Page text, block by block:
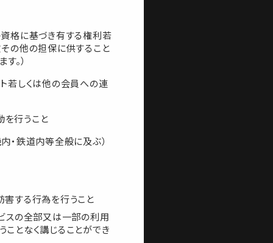
資格に基づき有する権利若
の他の担保に供すること
。）
若しくは他の会員への連
行うこと
・鉄道内等全般に及ぶ）
害する行為を行うこと
スの全部又は一部の利用
となく講じることができ